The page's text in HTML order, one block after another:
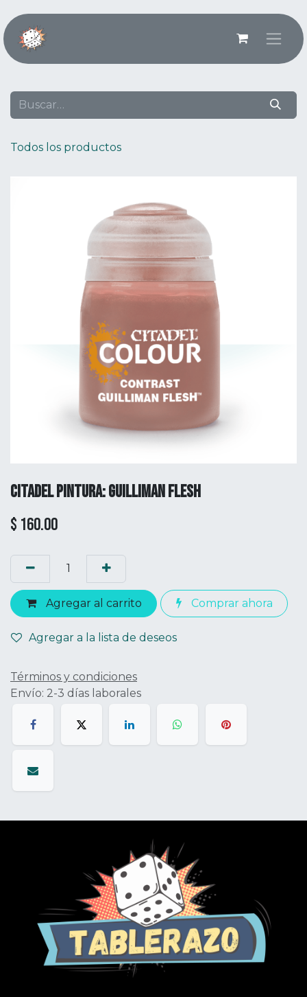
Todos los productos
CITADEL PINTURA: GUILLIMAN FLESH
$ 160.00
Agregar al carrito Comprar ahora
Agregar a la lista de deseos
Términos y condiciones
Envío: 2-3 días laborales